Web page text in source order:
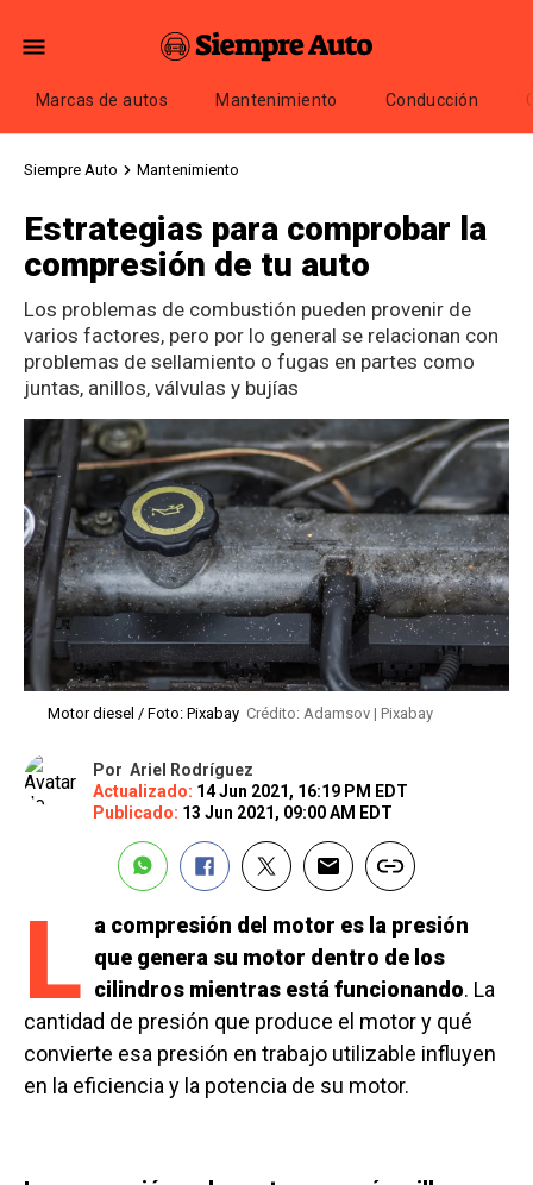
Marcas de autos Mantenimiento Conducción
Siempre Auto Mantenimiento
Estrategias para comprobar la
compresión de tu auto
Los problemas de combustión pueden provenir de
varios factores, pero por lo general se relacionan con
problemas de sellamiento o fugas en partes como
juntas, anillos, válvulas y bujías
Motor diesel / Foto: Pixabay Crédito: Adamsov | Pixabay
Por Ariel Rodríguez
Actualizado: 14 Jun 2021, 16:19 PM EDT
Publicado: 13 Jun 2021, 09:00 AM EDT
L a compresión del motor es la presión
que genera su motor dentro de los
cilindros mientras está funcionando. La
cantidad de presión que produce el motor y qué
convierte esa presión en trabajo utilizable influyen
en la eficiencia y la potencia de su motor.